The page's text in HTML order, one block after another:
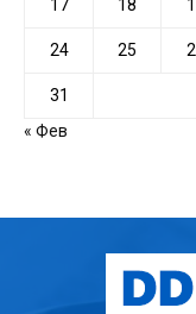
17 18
24 25
31
« Фев